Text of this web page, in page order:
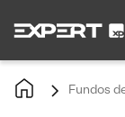
Fundos